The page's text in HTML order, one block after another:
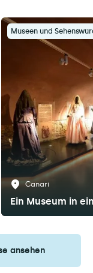
Museen und
Canari
Ein Museum in
ansehen